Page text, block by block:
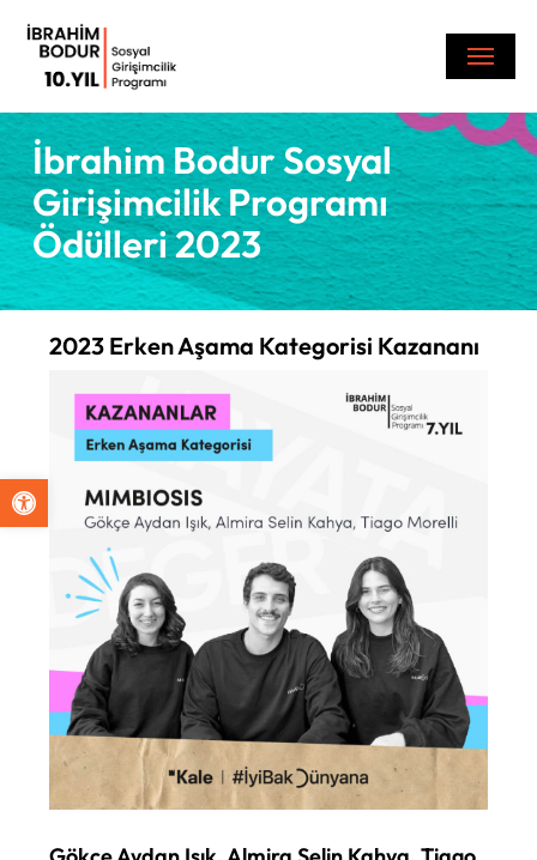
Open toolbar
content
Menu
İbrahim Bodur Sosyal
Girişimcilik Programı
Ödülleri 2023
2023 Erken Aşama Kategorisi Kazananı